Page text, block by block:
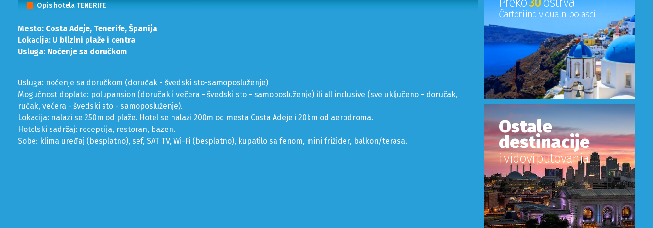
Opis hotela TENERIFE
Mesto: Costa Adeje, Tenerife, Španija
Lokacija: U blizini plaže i centra
Usluga: Noćenje sa doručkom
Usluga: noćenje sa doručkom (doručak - švedski sto-samoposluženje)
Mogućnost doplate: polupansion (doručak i večera - švedski sto - samoposluženje) ili all inclusive (sve uključeno - doručak,
ručak, večera - švedski sto - samoposluženje).
Lokacija: nalazi se 250m od plaže. Hotel se nalazi 200m od mesta Costa Adeje i 20km od aerodroma.
Hotelski sadržaj: recepcija, restoran, bazen.
Sobe: klima uređaj (besplatno), sef, SAT TV, Wi-Fi (besplatno), kupatilo sa fenom, mini frižider, balkon/terasa.
Čarter i individualni polasci
Ostale
destinacije
i vidovi putovanja